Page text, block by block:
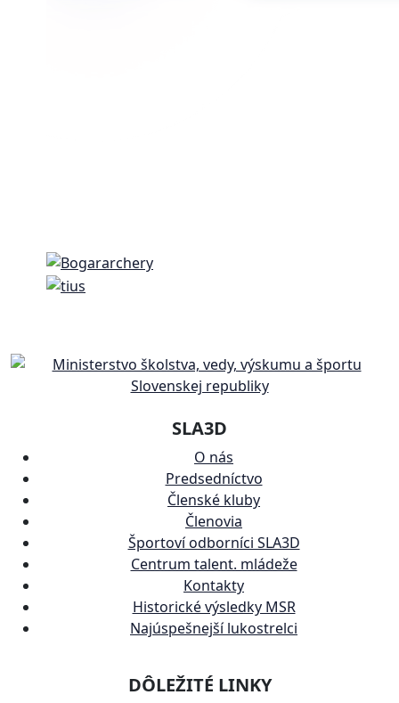
SLA3D
O nás
Predsedníctvo
Členské kluby
Členovia
Športoví odborníci SLA3D
Centrum talent. mládeže
Kontakty
Historické výsledky MSR
Najúspešnejší lukostrelci
DÔLEŽITÉ LINKY